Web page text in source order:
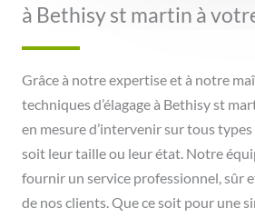
à Bethisy st martin à
Grâce à notre expertise et à notre
techniques d’élagage à Bethisy st
en mesure d’intervenir sur tous types
soit leur taille ou leur état. Notre
fournir un service professionnel, sûr
de nos clients. Que ce soit pour une